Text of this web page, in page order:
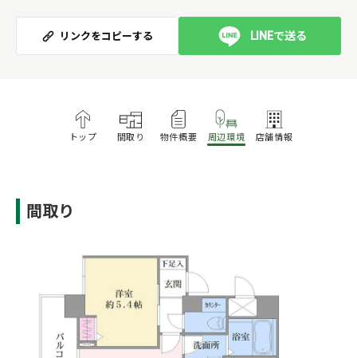
リンクをコピーする LINEで送る
トップ 間取り 物件概要 周辺環境 店舗情報
間取り